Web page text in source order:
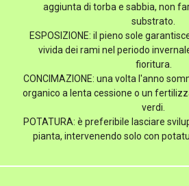
aggiunta di torba e sabbia, non
substrato.
ESPOSIZIONE: il pieno sole
vivida dei rami nel periodo
fioritura.
CONCIMAZIONE: una volta l'anno
organico a lenta cessione o un
verdi.
POTATURA: è preferibile lasciare
pianta, intervenendo solo con